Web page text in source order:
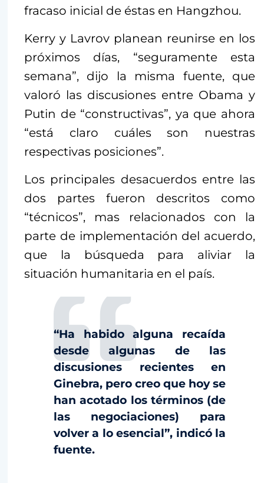
fracaso inicial de éstas en Hangzhou.
Kerry y Lavrov planean reunirse en los
próximos días, “seguramente esta
semana”, dijo la misma fuente, que
valoró las discusiones entre Obama y
Putin de “constructivas”, ya que ahora
“está claro cuáles son nuestras
respectivas posiciones”.
Los principales desacuerdos entre las
dos partes fueron descritos como
“técnicos”, mas relacionados con la
parte de implementación del acuerdo,
que la búsqueda para aliviar la
situación humanitaria en el país.
“Ha habido alguna recaída
desde algunas de las
discusiones recientes en
Ginebra, pero creo que hoy se
han acotado los términos (de
las negociaciones) para
volver a lo esencial”, indicó la
fuente.